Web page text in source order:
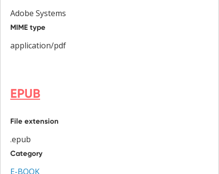
Adobe Systems
MIME type
application/pdf
EPUB
File extension
.epub
Category
E-BOOK